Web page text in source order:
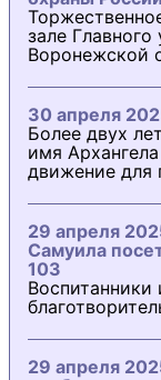
зале
Воронежской
30 апреля
Более двух
имя
движение
29 апреля
Самуила
103
Воспитанники
29 апреля